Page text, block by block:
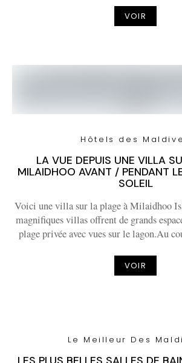
VOIR
Hôtels des
LA VUE DEPUIS UNE VILLA
MILAIDHOO AVANT / PENDANT
SOLEIL
Voici une villa sur la plage à Milaidhoo
magnifiques villas offrent de grands
plage privée avec vues sur le lagon.Au
VOIR
Le Meilleur Des